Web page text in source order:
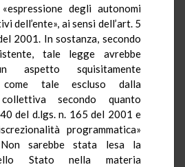
degli autonomi
dell’ente», ai sensi dell’art. 5
2001. In sostanza, secondo
tale legge avrebbe
aspetto squisitamente
come tale escluso dalla
secondo quanto
del d.lgs. n. 165 del 2001 e
programmatica»
sarebbe stata lesa la
Stato nella materia